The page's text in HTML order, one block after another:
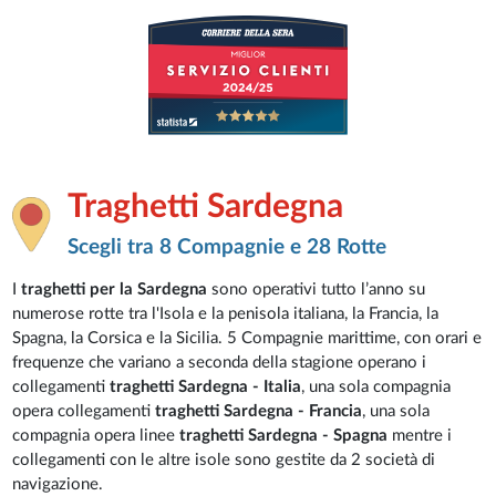
Traghetti Sardegna
Scegli tra 8 Compagnie e 28 Rotte
Itraghetti per la Sardegna sono operativi tutto l’anno su
numerose rotte tra l'Isola e la penisola italiana, la Francia, la
Spagna, la Corsica e la Sicilia. 5 Compagnie marittime, con orari e
frequenze che variano a seconda della stagione operano i
collegamentitraghetti Sardegna - Italia, una sola compagnia
opera collegamentitraghetti Sardegna - Francia, una sola
compagnia opera lineetraghetti Sardegna - Spagna mentre i
collegamenti con le altre isole sono gestite da 2 società di
navigazione.